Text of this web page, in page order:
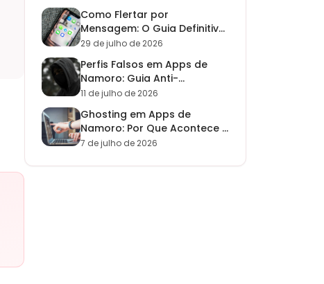
Como Flertar por
Mensagem: O Guia Definitivo
para Homens em 2026
29 de julho de 2026
Perfis Falsos em Apps de
Namoro: Guia Anti-
Catfishing 2026
11 de julho de 2026
Ghosting em Apps de
Namoro: Por Que Acontece e
Como Superar em 2026
7 de julho de 2026